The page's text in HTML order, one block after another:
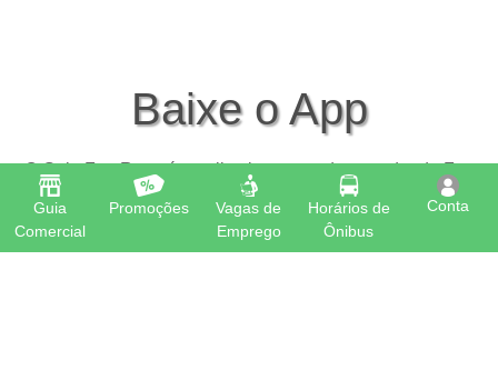
Guia
Comercial
Promoções
Vagas de
Emprego
Horários de
Ônibus
Conta
Baixe o App
O Guia Feu Rosa é o aplicativo que todo morador de Feu
Rosa precisa ter em seu celular